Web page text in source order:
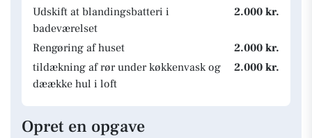
Udskift at blandingsbatteri i
badeværelset
2.000 kr.
Rengøring af huset
2.000 kr.
tildækning af rør under køkkenvask og
dæække hul i loft
2.000 kr.
Opret en opgave